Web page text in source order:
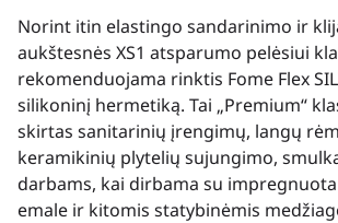
Norint itin elastingo sandarinimo ir
aukštesnės XS1 atsparumo pelėsiui
rekomenduojama rinktis Fome Flex
silikoninį hermetiką. Tai „Premium“
skirtas sanitarinių įrengimų, langų
keramikinių plytelių sujungimo,
darbams, kai dirbama su
emale ir kitomis statybinėmis